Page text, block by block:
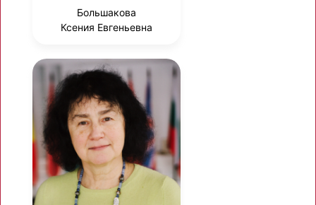
Большакова
Ксения Евгеньевна